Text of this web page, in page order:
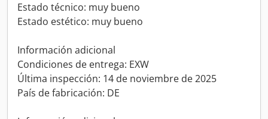
Estado técnico: muy bueno
Estado estético: muy bueno
Información adicional
Condiciones de entrega: EXW
Última inspección: 14 de noviembre de 2025
País de fabricación: DE